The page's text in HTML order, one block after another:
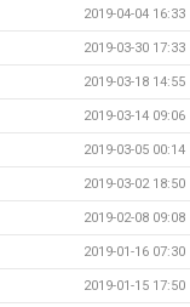
2019-04-04 16:33
2019-03-30 17:33
2019-03-18 14:55
2019-03-14 09:06
2019-03-05 00:14
2019-03-02 18:50
2019-02-08 09:08
2019-01-16 07:30
2019-01-15 17:50